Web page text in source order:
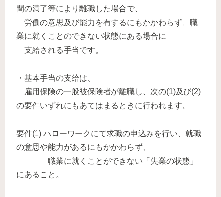
間の満了等により離職した場合で、
労働の意思及び能力を有するにもかかわらず、職
業に就くことのできない状態にある場合に
支給される手当です。
・基本手当の支給は、
雇用保険の一般被保険者が離職し、次の(1)及び(2)
の要件いずれにもあてはまるときに行われます。
要件(1) ハローワークにて求職の申込みを行い、就職
の意思や能力があるにもかかわらず、
職業に就くことができない「失業の状態」
にあること。